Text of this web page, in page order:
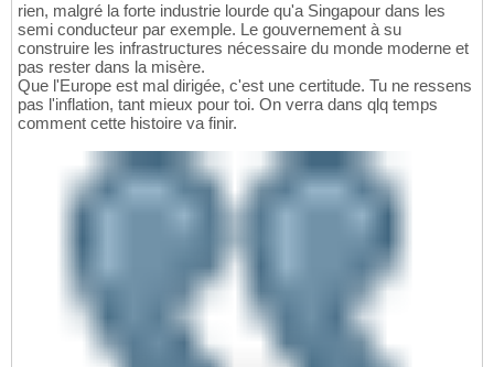
rien, malgré la forte industrie lourde qu'a Singapour dans les
semi conducteur par exemple. Le gouvernement à su
construire les infrastructures nécessaire du monde moderne et
pas rester dans la misère.
Que l'Europe est mal dirigée, c'est une certitude. Tu ne ressens
pas l'inflation, tant mieux pour toi. On verra dans qlq temps
comment cette histoire va finir.